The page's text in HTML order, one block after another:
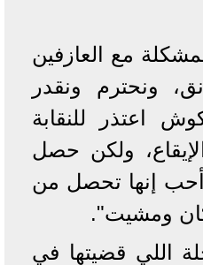
مع العازفين
ونحترم ونقدر
اعتذر للنقابة
ولكن حصل
إنها تحصل من
ومشيت".
اللي قضيتها في